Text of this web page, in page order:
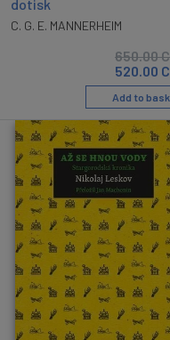
dotisk
C. G. E. MANNERHEIM
650.00
520.00
Add to